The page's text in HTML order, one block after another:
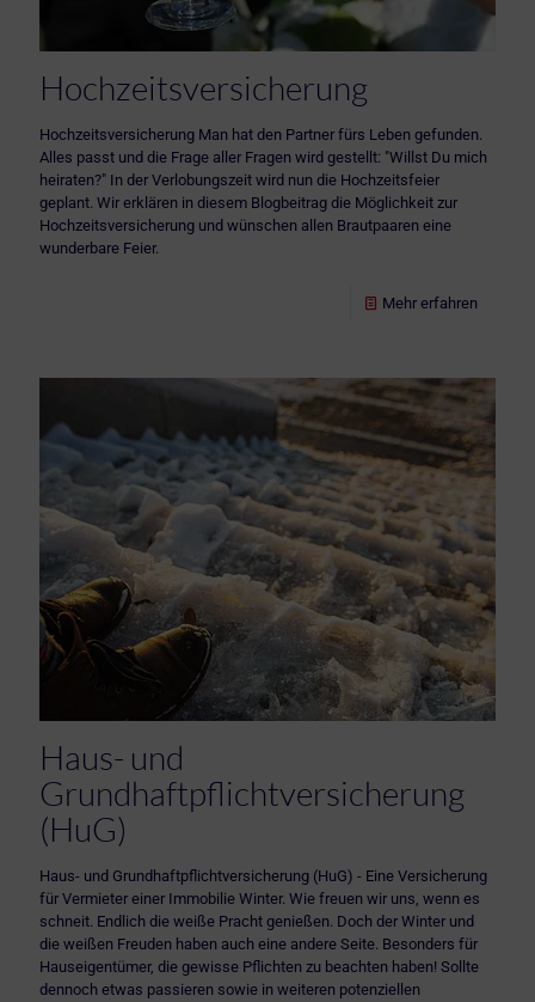
Hochzeitsversicherung
Hochzeitsversicherung Man hat den Partner fürs Leben gefunden.
Alles passt und die Frage aller Fragen wird gestellt: "Willst Du mich
heiraten?" In der Verlobungszeit wird nun die Hochzeitsfeier
geplant. Wir erklären in diesem Blogbeitrag die Möglichkeit zur
Hochzeitsversicherung und wünschen allen Brautpaaren eine
wunderbare Feier.
Mehr erfahren
Haus- und
Grundhaftpflichtversicherung
(HuG)
Haus- und Grundhaftpflichtversicherung (HuG) - Eine Versicherung
für Vermieter einer Immobilie Winter. Wie freuen wir uns, wenn es
schneit. Endlich die weiße Pracht genießen. Doch der Winter und
die weißen Freuden haben auch eine andere Seite. Besonders für
Hauseigentümer, die gewisse Pflichten zu beachten haben! Sollte
dennoch etwas passieren sowie in weiteren potenziellen